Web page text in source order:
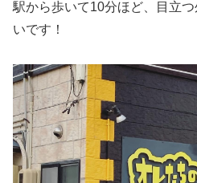
駅から歩いて10分ほど、目立
いです！